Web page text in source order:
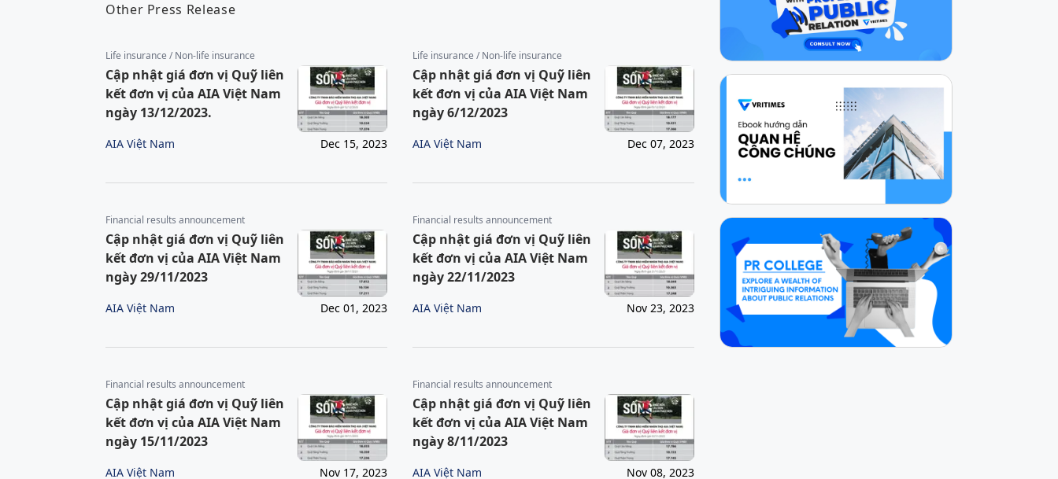
Other Press Release
Life insurance / Non-life insurance
Cập nhật giá đơn vị Quỹ liên
kết đơn vị của AIA Việt Nam
ngày 13/12/2023.
AIA Việt Nam Dec 15, 2023
Life insurance / Non-life insurance
Cập nhật giá đơn vị Quỹ liên
kết đơn vị của AIA Việt Nam
ngày 6/12/2023
AIA Việt Nam Dec 07, 2023
Financial results announcement
Cập nhật giá đơn vị Quỹ liên
kết đơn vị của AIA Việt Nam
ngày 29/11/2023
AIA Việt Nam Dec 01, 2023
Financial results announcement
Cập nhật giá đơn vị Quỹ liên
kết đơn vị của AIA Việt Nam
ngày 22/11/2023
AIA Việt Nam Nov 23, 2023
Financial results announcement
Cập nhật giá đơn vị Quỹ liên
kết đơn vị của AIA Việt Nam
ngày 15/11/2023
AIA Việt Nam Nov 17, 2023
Financial results announcement
Cập nhật giá đơn vị Quỹ liên
kết đơn vị của AIA Việt Nam
ngày 8/11/2023
AIA Việt Nam Nov 08, 2023
Via
Online
Via
How can I help you today?